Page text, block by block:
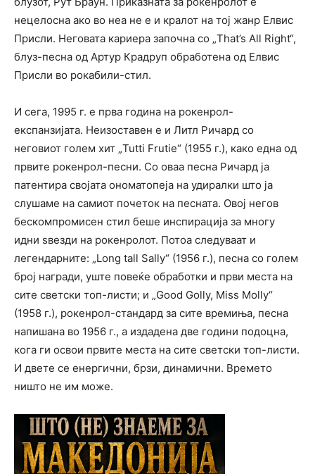
нецелосна ако во неа не е и кралот на тој жанр Елвис
Присли. Неговата кариера започна со „That’s All Right“,
блуз-песна од Артур Крадруп обработена од Елвис
Присли во рокабили-стил.
И сега, 1995 г. е прва година на рокенрол-
експанзијата. Неизоставен е и Литл Ричард со
неговиот голем хит „Tutti Frutie“ (1955 г.), како една од
првите рокенрол-песни. Со оваа песна Ричард ја
патентира својата ономатопеја на удиралки што ја
слушаме на самиот почеток на песната. Овој негов
бескомпромисен стил беше инспирација за многу
идни ѕвезди на рокенролот. Потоа следуваат и
легендарните: „Long tall Sally“ (1956 г.), песна со голем
број награди, уште повеќе обработки и први места на
сите светски топ-листи; и „Good Golly, Miss Molly“
(1958 г.), рокенрол-стандард за сите времиња, песна
напишана во 1956 г., а издадена две години подоцна,
кога ги освои првите места на сите светски топ-листи.
И двете се енергични, брзи, динамични. Времето
ништо не им може.